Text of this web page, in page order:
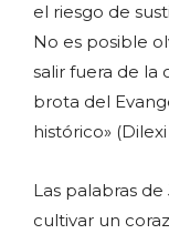
el riesgo de
No es posible
salir fuera de la
brota del
histórico» (Dilexi
Las palabras
cultivar un